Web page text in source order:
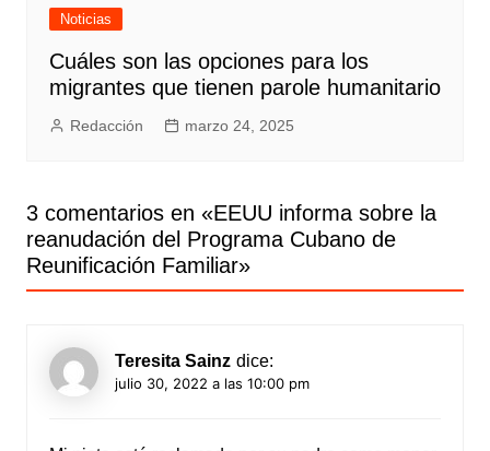
Noticias
Cuáles son las opciones para los
migrantes que tienen parole humanitario
Redacción marzo 24, 2025
3 comentarios en «EEUU informa sobre la
reanudación del Programa Cubano de
Reunificación Familiar»
Teresita Sainz dice:
julio 30, 2022 a las 10:00 pm